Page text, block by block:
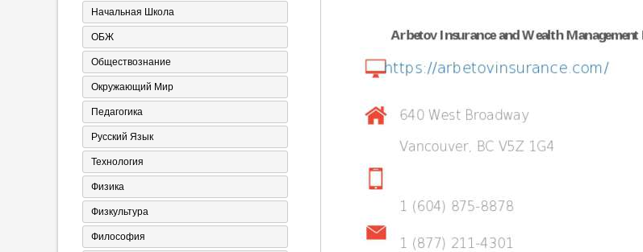
Начальная Школа
ОБЖ
Обществознание
Окружающий Мир
Педагогика
Русский Язык
Технология
Физика
Физкультура
Философия